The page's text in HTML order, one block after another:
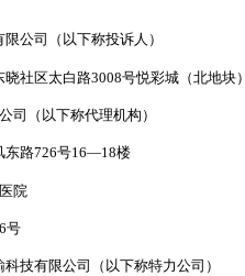
公司（以下称投诉人）
社区太白路3008号悦彩城（北地块
司（以下称代理机构）
东路726号16—18楼
院
号
技有限公司（以下称特力公司）